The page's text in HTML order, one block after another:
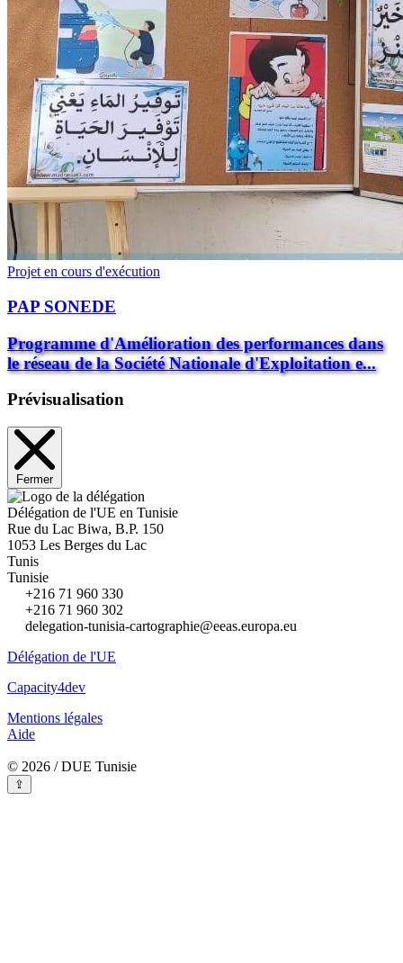
Projet en cours d'exécution
PAP SONEDE
Programme d'Amélioration des performances dans
le réseau de la Société Nationale d'Exploitation e...
Prévisualisation
Fermer
Délégation de l'UE en Tunisie
Rue du Lac Biwa, B.P. 150
1053 Les Berges du Lac
Tunis
Tunisie
+216 71 960 330
+216 71 960 302
delegation-tunisia-cartographie@eeas.europa.eu
Délégation de l'UE
Capacity4dev
Mentions légales
Aide
© 2026 / DUE Tunisie
⇪